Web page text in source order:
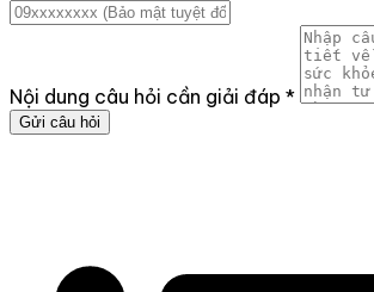
Nội dung câu hỏi cần giải đáp *
Gửi câu hỏi